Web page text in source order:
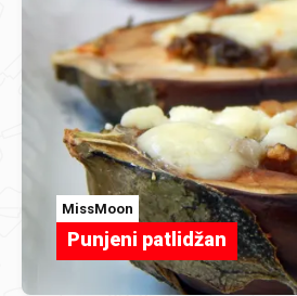
MissMoon
Punjeni patlidžan